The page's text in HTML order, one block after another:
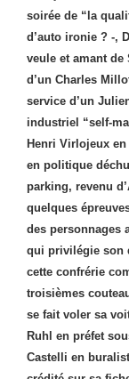
soirée de “la
d’auto ironie ? -,
veule et amant de
d’un Charles
service d’un
industriel “self-
Henri Virlojeux en
en politique
parking, revenu
quelques
des personnages
qui privilégie son
cette confrérie
troisièmes
se fait voler sa
Ruhl en préfet
Castelli en